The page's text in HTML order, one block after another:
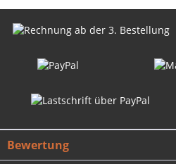
Bewertung